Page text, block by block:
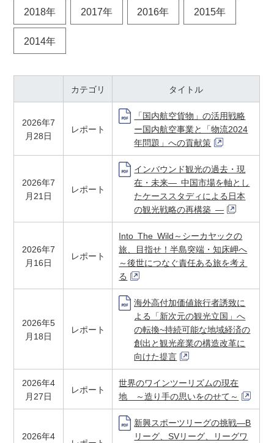
2018年 2017年 2016年 2015年
2014年
カテゴリ タイトル
2026年7
月28日
レポート
「国内航空貨物」の活用戦略
ー国内航空事業と「物流2024
年問題」への貢献策
2026年7
月21日
レポート
インバウンド観光の過去・現
在・未来― 中国市場を軸とし
たケーススタディによる日本
の観光戦略の再構築 ―
2026年7
月16日
レポート
Into The Wild～シーカヤックの
旅、目指せ！半島突端・知床岬へ
～後世につなぐ責任ある旅を考え
る
2026年5
月18日
レポート
海外高付加価値旅行者誘致に
よる「新次元の観光立国」へ
の転換~持続可能な地域経済の
創出と観光産業の構造改革に
向けた提言
2026年4
月27日
レポート
世界のワインツーリズムの現在
地 ～造り手の思いをのせて～
2026年4
新興スポーツリーグの挑戦―B
リーグ、SVリーグ、リーグワ